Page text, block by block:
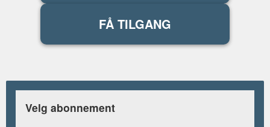
FÅ TILGANG
Velg abonnement